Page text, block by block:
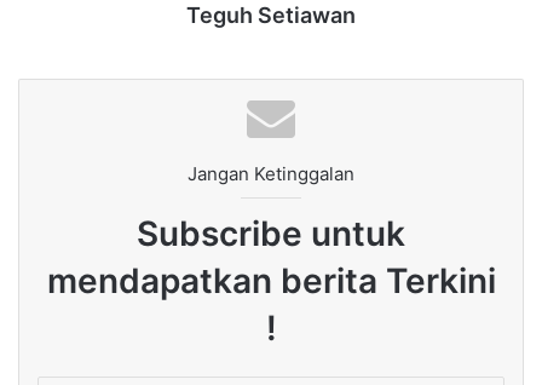
Teguh Setiawan
Jangan Ketinggalan
Subscribe untuk
mendapatkan berita Terkini
!